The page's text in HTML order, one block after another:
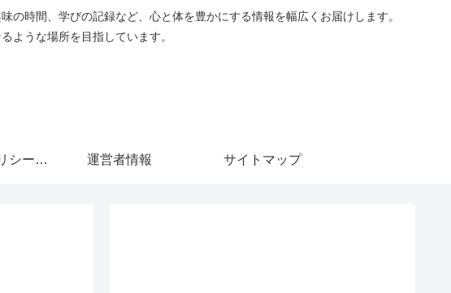
の時間、学びの記録など、心と体を豊かにする情報を幅広くお届けします。
ような場所を目指しています。
プライバシーポリシー・免責事項 運営者情報 サイトマップ